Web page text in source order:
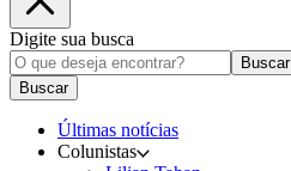
Digite sua busca
Buscar
Buscar
Últimas notícias
Colunistas